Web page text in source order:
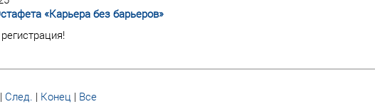
«Карьера без барьеров»
| След. | Конец | Все